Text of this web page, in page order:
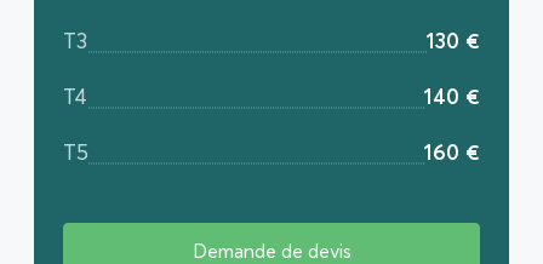
T3 130 €
T4 140 €
T5 160 €
Demande de devis